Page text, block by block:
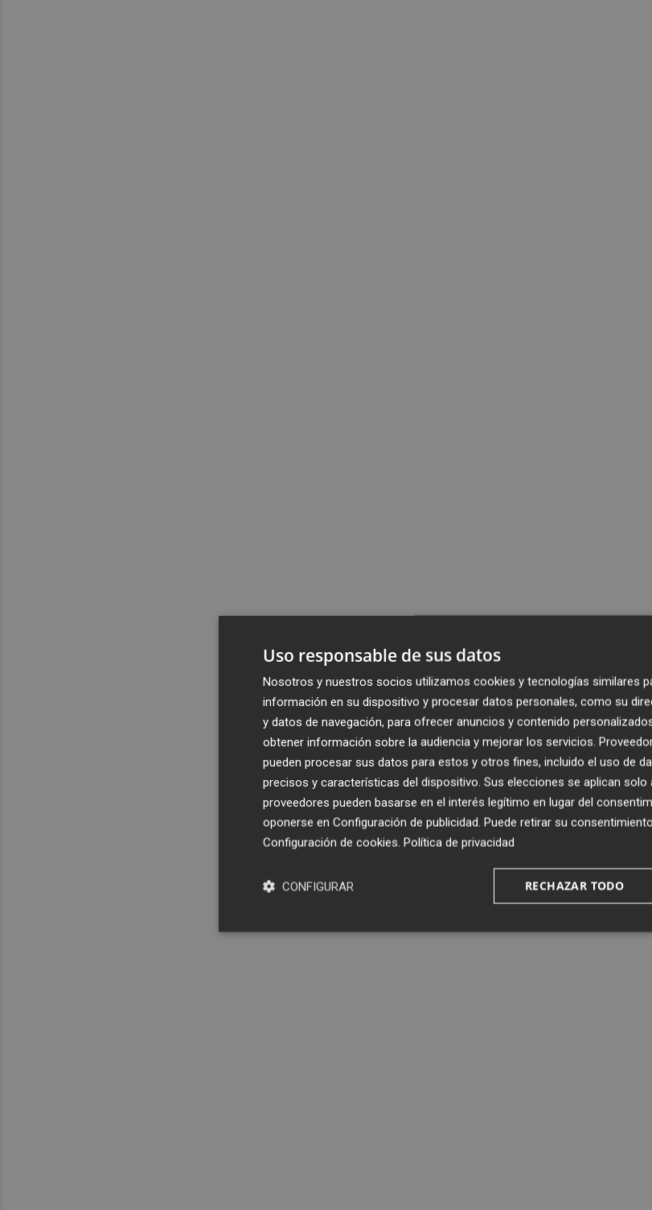
Uso responsable de sus datos
Nosotros y nuestros socios utilizamos cookies y tecnologías similares
información en su dispositivo y procesar datos personales, como su
y datos de navegación, para ofrecer anuncios y contenido
obtener información sobre la audiencia y mejorar los servicios.
pueden procesar sus datos para estos y otros fines, incluido el uso de
precisos y características del dispositivo. Sus elecciones se aplican solo
proveedores pueden basarse en el interés legítimo en lugar del
oponerse en Configuración de publicidad. Puede retirar su
Configuración de cookies. Política de privacidad
RECHAZAR TODO
CONFIGURAR